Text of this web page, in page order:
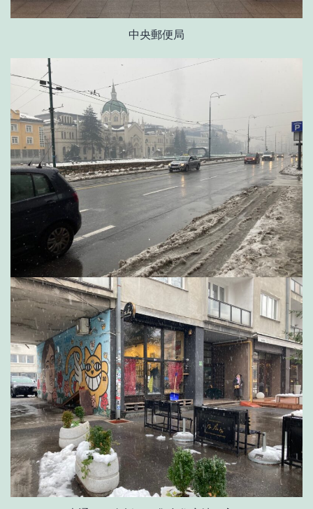
中央郵便局